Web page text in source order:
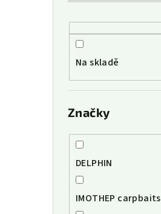
Na skladě
Značky
DELPHIN
IMOTHEP carpbaits